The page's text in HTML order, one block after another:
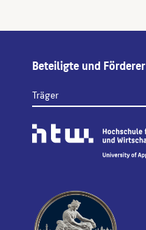
Beteiligte und Förderer
Träger